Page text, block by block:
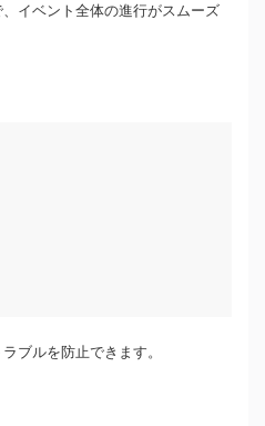
イベント全体の進行がスムーズ
ブルを防止できます。